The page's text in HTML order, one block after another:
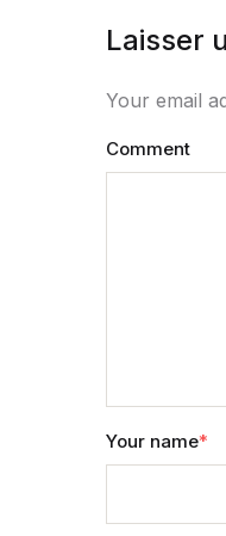
Laisser
Your email
Comment
Your name*